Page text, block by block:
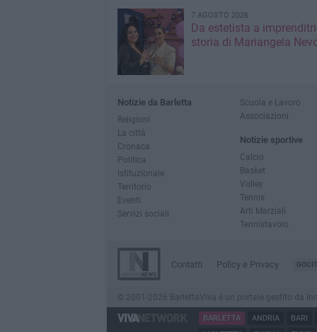
7 AGOSTO 2026
Da estetista a
storia di Mariangela
Notizie da Barletta
Religioni
La città
Cronaca
Politica
Istituzionale
Territorio
Eventi
Servizi sociali
Scuola e Lavoro
Associazioni
Notizie sportive
Calcio
Basket
Volley
Tennis
Arti Marziali
Tennistavolo
Contatti Policy e Privacy
© 2001-2026 BarlettaViva è un portale gestito da
BARLETTA ANDRIA BARI